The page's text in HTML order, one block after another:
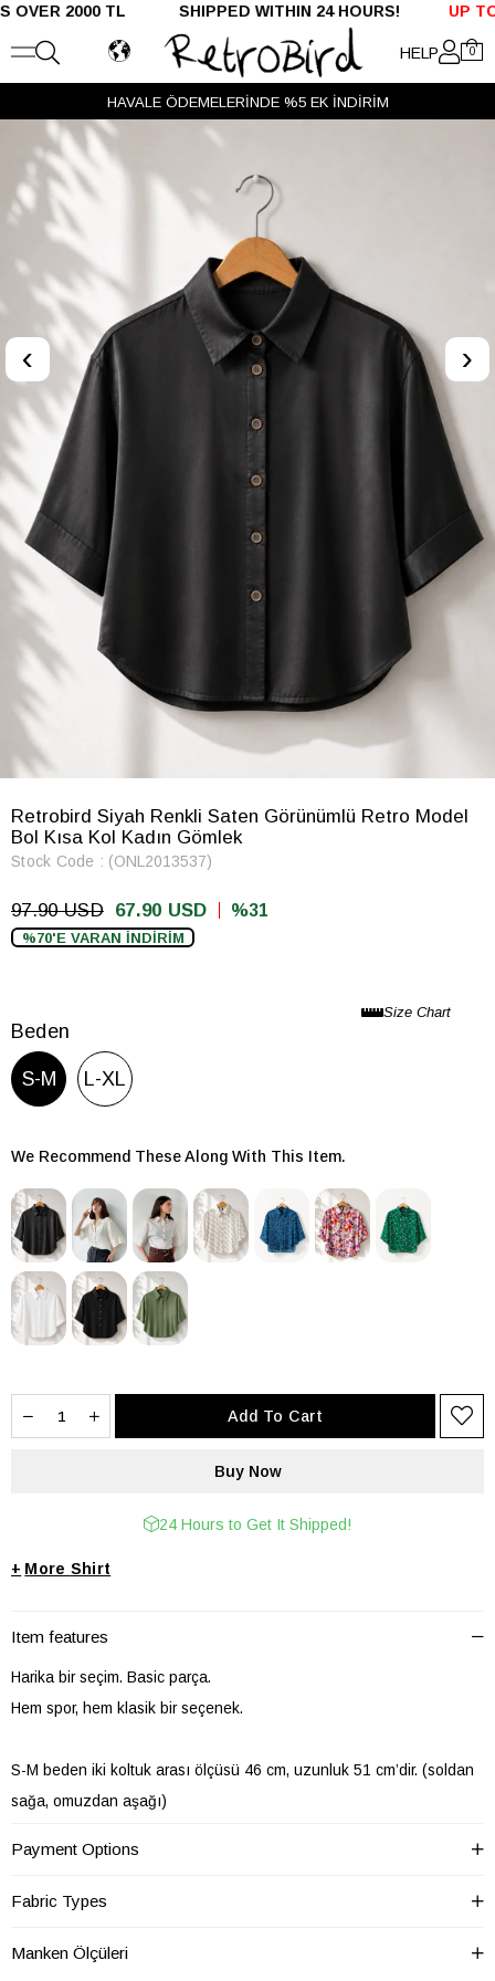
2000 TL SHIPPED WITHIN 24 HOURS! UP TO
HELP 0
HAVALE ÖDEMELERİNDE %5 EK İNDİRİM
‹ ›
Retrobird Siyah Renkli Saten Görünümlü Retro Model
Bol Kısa Kol Kadın Gömlek
Stock Code (ONL2013537)
97.90 USD 67.90 USD 31
%70'E VARAN İNDİRİM
Beden
S-M L-XL
We Recommend These Along With This Item.
24 Hours to Get It Shipped!
+ Shirt
Item features
Harika bir seçim. Basic parça.
Hem spor, hem klasik bir seçenek.
S-M beden iki koltuk arası ölçüsü 46 cm, uzunluk 51 cm’dir. (soldan
sağa, omuzdan aşağı)
sağa, omuzdan aşağı)
Model üzerindeki beden S-M. Model ölçüleri: 170 cm, 50 kg.
kumaştan üretilmiştir. .
Payment Options
Fabric Types
Manken Ölçüleri